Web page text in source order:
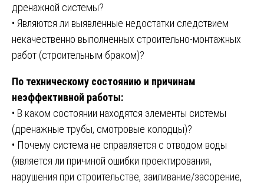
дренажной системы?
• Являются ли выявленные недостатки следствием
некачественно выполненных строительно-монтажных
работ (строительным браком)?
По техническому состоянию и причинам
неэффективной работы:
• В каком состоянии находятся элементы системы
(дренажные трубы, смотровые колодцы)?
• Почему система не справляется с отводом воды
(является ли причиной ошибки проектирования,
нарушения при строительстве, заиливание/засорение,